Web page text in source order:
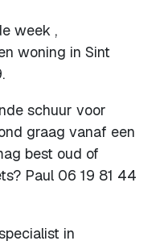
week ,
woning in Sint
schuur voor
graag vanaf een
best oud of
Paul 06 19 81 44
in